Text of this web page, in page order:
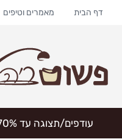
דף הבית מאמרים וטיפים
עודפים/תצוגה עד 70% הנחה